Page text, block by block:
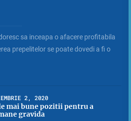
sa inceapa o afacere profitabila
prepelitelor se poate dovedi a fi o
2, 2020
mai bune pozitii pentru a
gravida